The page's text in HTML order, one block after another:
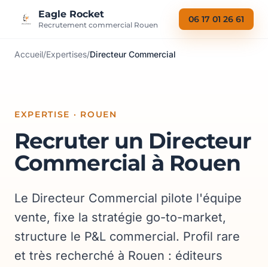
Eagle Rocket
Recrutement commercial Rouen
06 17 01 26 61
Accueil/Expertises/Directeur Commercial
EXPERTISE · ROUEN
Recruter un Directeur
Commercial à Rouen
Le Directeur Commercial pilote l'équipe
vente, fixe la stratégie go-to-market,
structure le P&L commercial. Profil rare
et très recherché à Rouen : éditeurs